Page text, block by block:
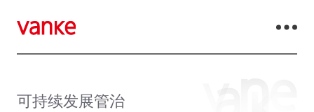
可持续发展管治